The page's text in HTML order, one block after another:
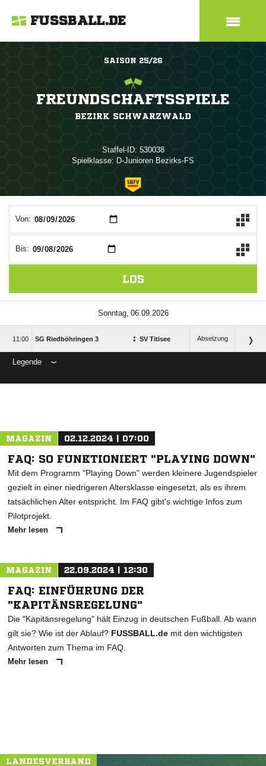
FUSSBALL.DE
SAISON 25/26
FREUNDSCHAFTSSPIELE
BEZIRK SCHWARZWALD
Staffel-ID: 530038
Spielklasse: D-Junioren Bezirks-FS
Von:
Bis:
LOS
 
 SG Riedböhringen 3 : SV Titisee Absetzung
Legende
MAGAZIN 02.12.2024 | 07:00
FAQ: SO FUNKTIONIERT "PLAYING DOWN"
Mit dem Programm "Playing Down" werden kleinere Jugendspieler
gezielt in einer niedrigeren Altersklasse eingesetzt, als es ihrem
tatsächlichen Alter entspricht. Im FAQ gibt's wichtige Infos zum
Pilotprojekt.
Mehr lesen
MAGAZIN 22.09.2024 | 12:30
FAQ: EINFÜHRUNG DER
"KAPITÄNSREGELUNG"
Die "Kapitänsregelung" hält Einzug in deutschen Fußball. Ab wann
gilt sie? Wie ist der Ablauf? FUSSBALL.de mit den wichtigsten
Antworten zum Thema im FAQ.
Mehr lesen
LANDESVERBAND